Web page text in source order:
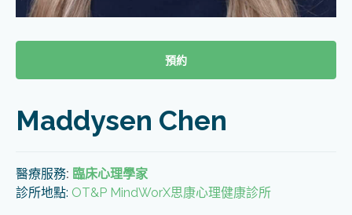
預約
Maddysen Chen
醫療服務: 臨床心理學家
診所地點: OT&P MindWorX思康心理健康診所